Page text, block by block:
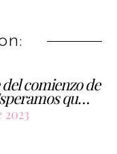
comienzo de
qu…